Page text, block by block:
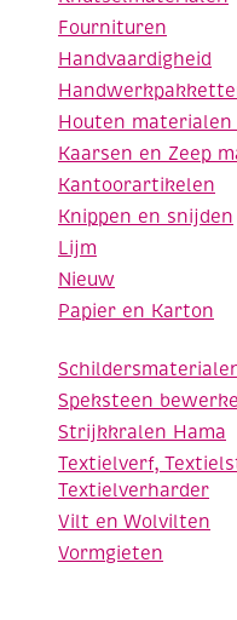
Fournituren
Handvaardigheid
Houten
Kaarsen en Zeep
Kantoorartikelen
Knippen en snijden
Lijm
Nieuw
Papier en Karton
Speksteen
Strijkkralen Hama
Textielverf,
Textielverharder
Vilt en Wolvilten
Vormgieten